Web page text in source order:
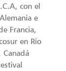
con el
e
Francia,
en Río
Canadá